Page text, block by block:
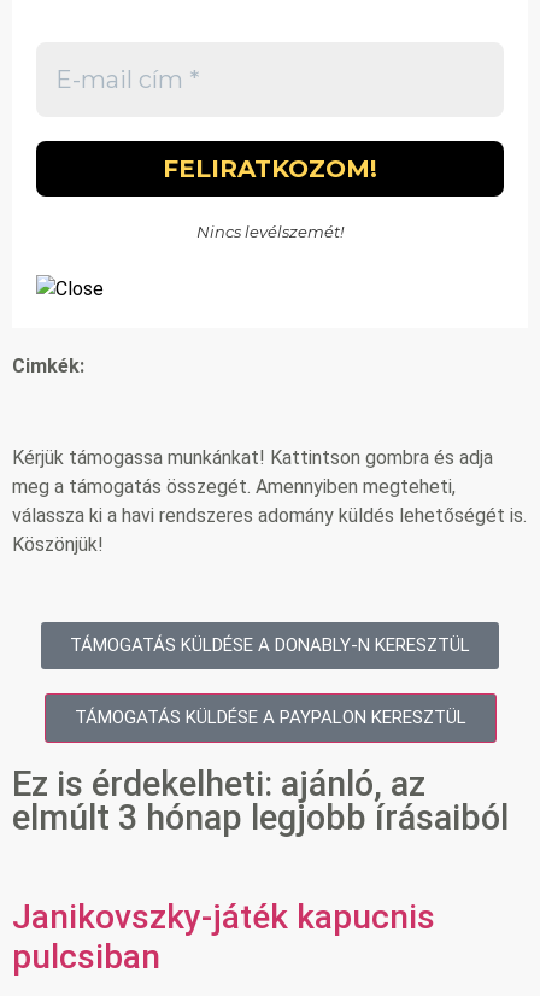
Nincs levélszemét!
Cimkék:
Kérjük támogassa munkánkat! Kattintson gombra és adja
meg a támogatás összegét. Amennyiben megteheti,
válassza ki a havi rendszeres adomány küldés lehetőségét is.
Köszönjük!
TÁMOGATÁS KÜLDÉSE A DONABLY-N KERESZTÜL
TÁMOGATÁS KÜLDÉSE A PAYPALON KERESZTÜL
Ez is érdekelheti: ajánló, az
elmúlt 3 hónap legjobb írásaiból
Janikovszky-játék kapucnis
pulcsiban